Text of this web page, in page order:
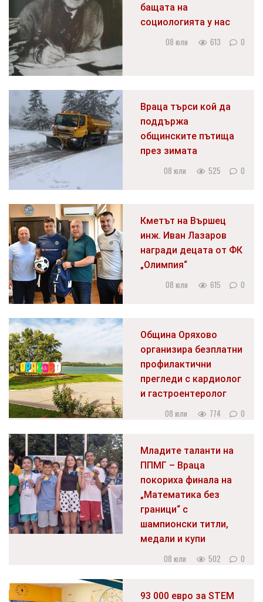
бащата на
социологията у нас
08 юли 613 0
Враца търси кой да
поддържа
общинските пътища
през зимата
08 юли 525 0
Кметът на Вършец
инж. Иван Лазаров
награди децата от ФК
„Олимпия“
08 юли 615 0
Община Оряхово
организира безплатни
профилактични
прегледи с кардиолог
и гастроентеролог
08 юли 774 0
Младите таланти на
ППМГ – Враца
покориха финала на
„Математика без
граници“ с
шампионски титли,
медали и купи
08 юли 502 0
93 000 евро за STEM